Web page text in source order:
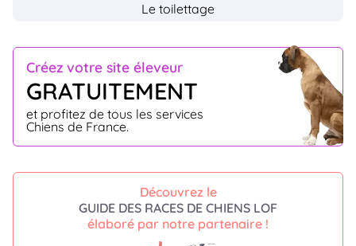
Créez votre site éleveur
GRATUITEMENT
et profitez de tous les services
Chiens de France.
Découvrez le
GUIDE DES RACES DE CHIENS LOF
élaboré par notre partenaire !
Le toilettage